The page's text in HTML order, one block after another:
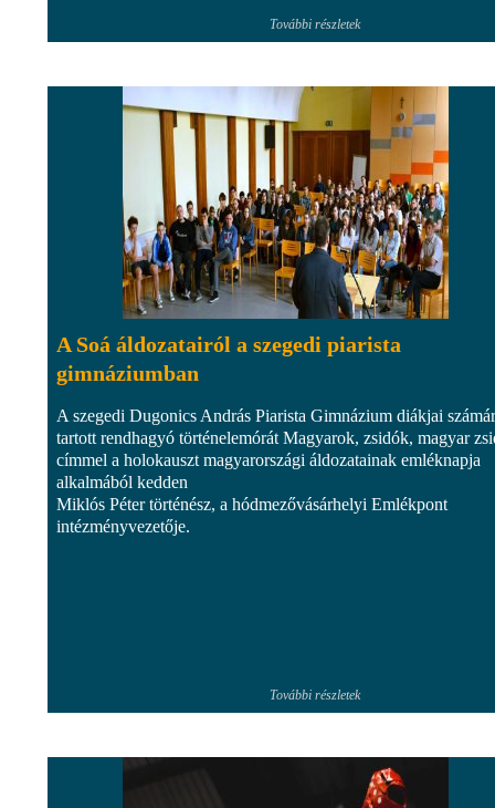
További részletek
A Soá áldozatairól a szegedi piarista
gimnáziumban
A szegedi Dugonics András Piarista Gimnázium diákjai
tartott rendhagyó történelemórát Magyarok, zsidók, magyar
címmel a holokauszt magyarországi áldozatainak emléknapja
alkalmából kedden
Miklós Péter történész, a hódmezővásárhelyi Emlékpont
intézményvezetője.
További részletek